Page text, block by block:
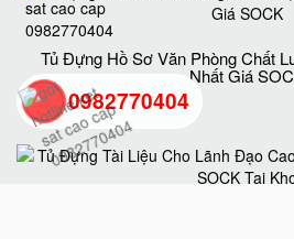
Tủ Đựng Hồ Sơ Văn Phòng Chất
Nhất Giá
0982770404